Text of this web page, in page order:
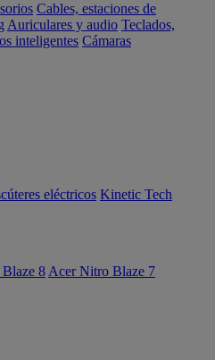
Cables, estaciones de
Auriculares y audio Teclados,
inteligentes Cámaras
eléctricos Kinetic Tech
8 Acer Nitro Blaze 7